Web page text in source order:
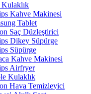
Kahve Makinesi
Tablet
Saç Düzleştirici
Dikey Süpürge
Süpürge
Kahve Makinesi
Airfryer
Kulaklık
Hava Temizleyici